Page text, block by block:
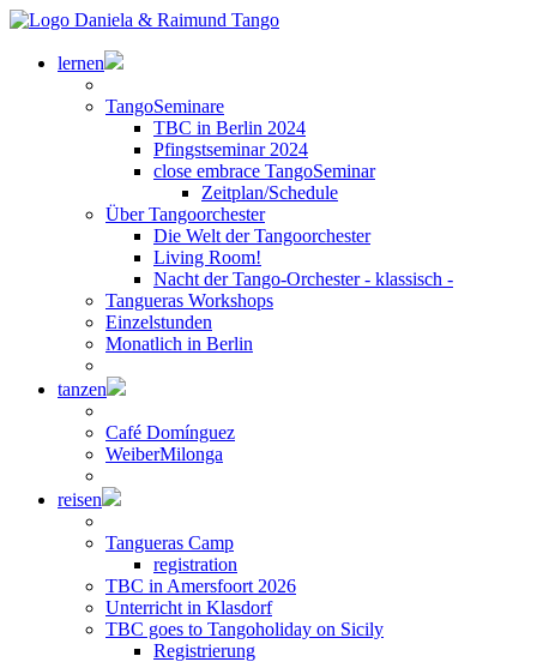
lernen
TangoSeminare
TBC in Berlin 2024
Pfingstseminar 2024
close embrace TangoSeminar
Zeitplan/Schedule
Über Tangoorchester
Die Welt der Tangoorchester
Living Room!
Nacht der Tango-Orchester - klassisch -
Tangueras Workshops
Einzelstunden
Monatlich in Berlin
tanzen
Café Domínguez
WeiberMilonga
reisen
Tangueras Camp
registration
TBC in Amersfoort 2026
Unterricht in Klasdorf
TBC goes to Tangoholiday on Sicily
Registrierung